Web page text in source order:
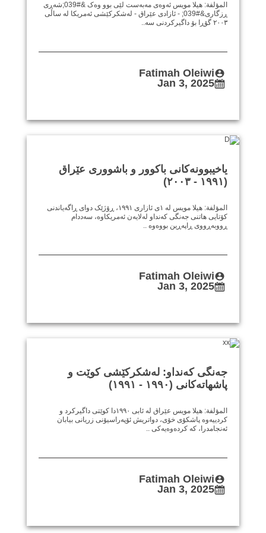
المؤلفة: هيلا مويس ئەوەی مەبەست لێی بوو وەک &#039;شەڕی
ڕزگاری&#039; - ئازادی عێراق - لەشکرکێشی ئەمریکا لە ساڵی
٢٠٠٣ گۆڕا بۆ داگیرکردنی سە..
Fatimah Oleiwi
Jan 3, 2025
یاخیبوونەکانی باکوور و باشووری عێراق
(١٩٩١ - ٢٠٠٣)
المؤلفة: هيلا مويس لە ١ی ئازاری ١٩٩١، ڕۆژێک دوای ڕاگەیاندنی
کۆتایی هاتنی جەنگی کەنداو لەلایەن ئەمریکاوە، سەددام
ڕووبەڕووی ڕاپەڕین بووەوە ..
Fatimah Oleiwi
Jan 3, 2025
جەنگی کەنداو: لەشکرکێشی کوێت و
پاشهاتەکانی (١٩٩٠ - ١٩٩١)
المؤلفة: هيلا مويس عێراق لە ئابی ١٩٩٠دا کوێتی داگیرکرد و
کردییەوە پاشکۆی خۆی، دواتریش ئۆپەراسیۆنی زریانی بیابان
ئەنجامدرا، کە کردەوەیەکی ..
Fatimah Oleiwi
Jan 3, 2025